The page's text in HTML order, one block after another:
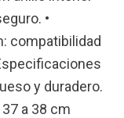
•
compatibilidad
y duradero.
a 38 cm